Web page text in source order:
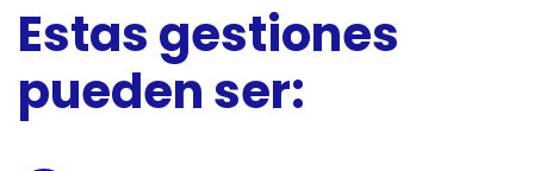
Idioma
Estas gestiones
pueden ser: